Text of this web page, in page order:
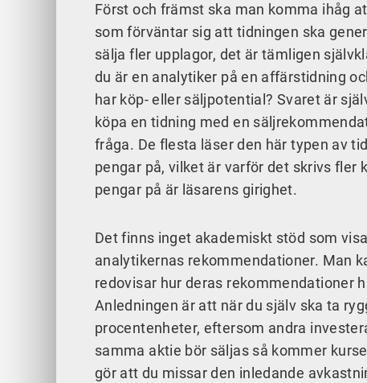
Först och främst ska man komma ihåg
som förväntar sig att tidningen ska
sälja fler upplagor, det är tämligen
du är en analytiker på en affärstidning
har köp- eller säljpotential? Svaret är
köpa en tidning med en
fråga. De flesta läser den här typen av
pengar på, vilket är varför det skrivs fler
pengar på är läsarens girighet.
Det finns inget akademiskt stöd som
analytikernas rekommendationer. Man
redovisar hur deras rekommendationer
Anledningen är att när du själv ska ta
procentenheter, eftersom andra
samma aktie bör säljas så kommer
gör att du missar den inledande